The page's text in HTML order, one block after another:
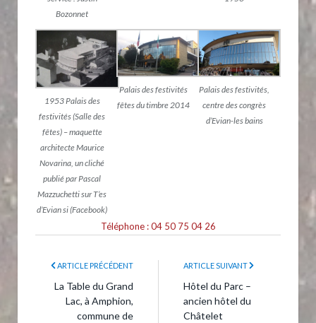
Bozonnet
1953 Palais des
festivités (Salle des
fêtes) – maquette
architecte Maurice
Novarina, un cliché
publié par Pascal
Mazzuchetti sur T’es
d’Evian si (Facebook)
Palais des festivités
fêtes du timbre 2014
Palais des festivités,
centre des congrès
d’Evian-les bains
Téléphone : 04 50 75 04 26
ARTICLE PRÉCÉDENT
La Table du Grand
Lac, à Amphion,
commune de
ARTICLE SUIVANT
Hôtel du Parc –
ancien hôtel du
Châtelet